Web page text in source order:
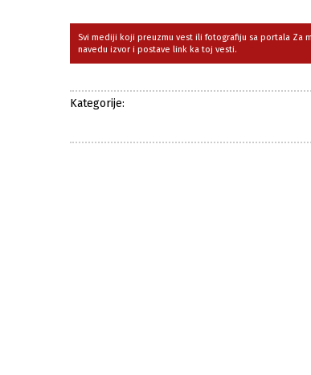
Svi mediji koji preuzmu vest ili fotografiju sa portala Za
navedu izvor i postave link ka toj vesti.
Kategorije: